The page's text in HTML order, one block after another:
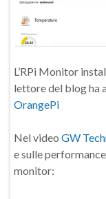
L’RPi Monitor
lettore del blog ha
OrangePi
Nel video GW
e sulle
monitor: